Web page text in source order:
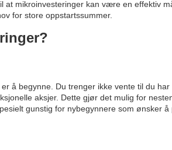
mikroinvesteringer kan være en effektiv
for store oppstartssummer.
å begynne. Du trenger ikke vente til du
aksjer. Dette gjør det mulig for
gunstig for nybegynnere som ønsker